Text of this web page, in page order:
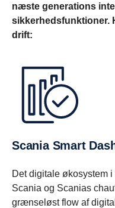
næste generations
sikkerhedsfunktioner.
drift:
Scania Smart
Det digitale økosystem
Scania og Scanias
grænseløst flow af